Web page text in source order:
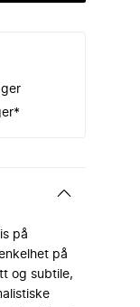
på
på
og subtile,